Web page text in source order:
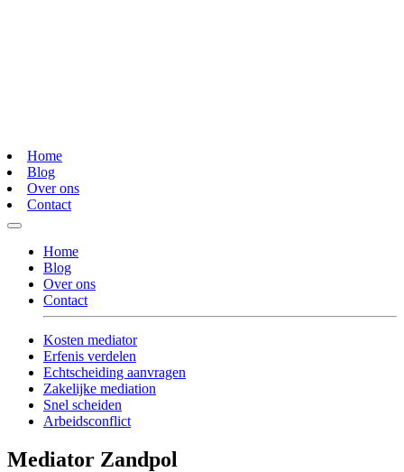
Home
Blog
Over ons
Contact
Home
Blog
Over ons
Contact
Kosten mediator
Erfenis verdelen
Echtscheiding aanvragen
Zakelijke mediation
Snel scheiden
Arbeidsconflict
Mediator Zandpol